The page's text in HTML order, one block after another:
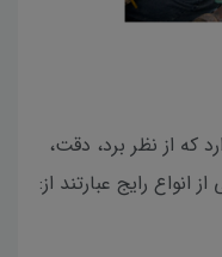
که از نظر برد، دقت،
رایج عبارتند از: